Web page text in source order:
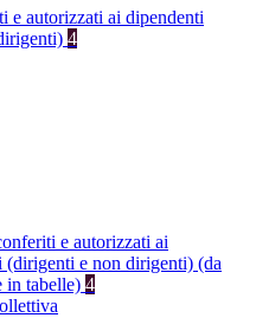
e autorizzati ai dipendenti
4
e autorizzati ai
(dirigenti e non dirigenti) (da
in tabelle) 4